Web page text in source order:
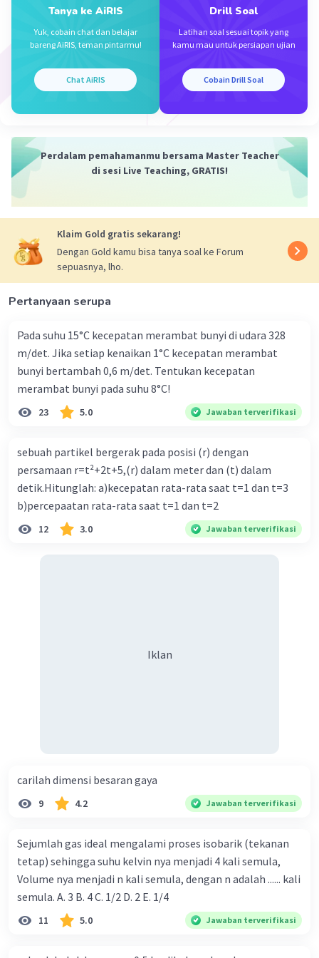
E = -4 * 2000 * 10
cos 2000t = -0,8 cos 2000t
maka besar E maksimumnya saat cos 2000t = 1
atau Emaks = -0,8 Volt
Imaks = -0,8/4 = -0,2 A
Iklan
Tanya ke AiRIS
Yuk, cobain chat dan belajar
bareng AiRIS, teman pintarmu!
Chat AiRIS
Drill Soal
Latihan soal sesuai topik yang
kamu mau untuk persiapan ujian
Cobain Drill Soal
Perdalam pemahamanmu bersama Master Teacher
di sesi Live Teaching, GRATIS!
Klaim Gold gratis sekarang!
Dengan Gold kamu bisa tanya soal ke Forum
sepuasnya, lho.
Pertanyaan serupa
Pada suhu 15°C kecepatan merambat bunyi di udara 328
m/det. Jika setiap kenaikan 1°C kecepatan merambat
bunyi bertambah 0,6 m/det. Tentukan kecepatan
merambat bunyi pada suhu 8°C!
23 5.0 Jawaban terverifikasi
sebuah partikel bergerak pada posisi (r) dengan
persamaan r=t²+2t+5,(r) dalam meter dan (t) dalam
detik.Hitunglah: a)kecepatan rata-rata saat t=1 dan t=3
b)percepaatan rata-rata saat t=1 dan t=2
12 3.0 Jawaban terverifikasi
Iklan
carilah dimensi besaran gaya
9 4.2 Jawaban terverifikasi
Sejumlah gas ideal mengalami proses isobarik (tekanan
tetap) sehingga suhu kelvin nya menjadi 4 kali semula,
Volume nya menjadi n kali semula, dengan n adalah ...... kali
semula. A. 3 B. 4 C. 1/2 D. 2 E. 1/4
11 5.0 Jawaban terverifikasi